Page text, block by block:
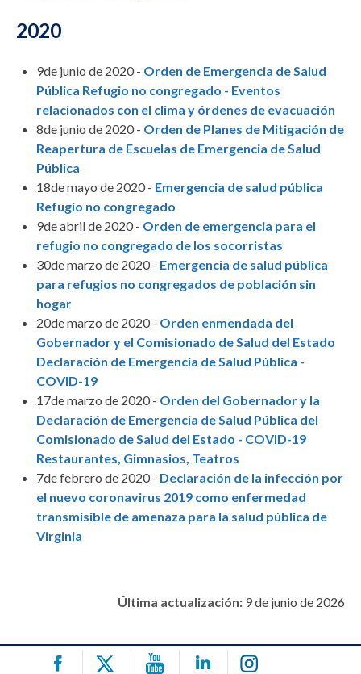
2020
9de junio de 2020 - Orden de Emergencia de Salud
Pública Refugio no congregado - Eventos
relacionados con el clima y órdenes de evacuación
8de junio de 2020 - Orden de Planes de Mitigación de
Reapertura de Escuelas de Emergencia de Salud
Pública
18de mayo de 2020 - Emergencia de salud pública
Refugio no congregado
9de abril de 2020 - Orden de emergencia para el
refugio no congregado de los socorristas
30de marzo de 2020 - Emergencia de salud pública
para refugios no congregados de población sin
hogar
20de marzo de 2020 - Orden enmendada del
Gobernador y el Comisionado de Salud del Estado
Declaración de Emergencia de Salud Pública -
COVID-19
17de marzo de 2020 - Orden del Gobernador y la
Declaración de Emergencia de Salud Pública del
Comisionado de Salud del Estado - COVID-19
Restaurantes, Gimnasios, Teatros
7de febrero de 2020 - Declaración de la infección por
el nuevo coronavirus 2019 como enfermedad
transmisible de amenaza para la salud pública de
Virginia
Última actualización: 9 de junio de 2026